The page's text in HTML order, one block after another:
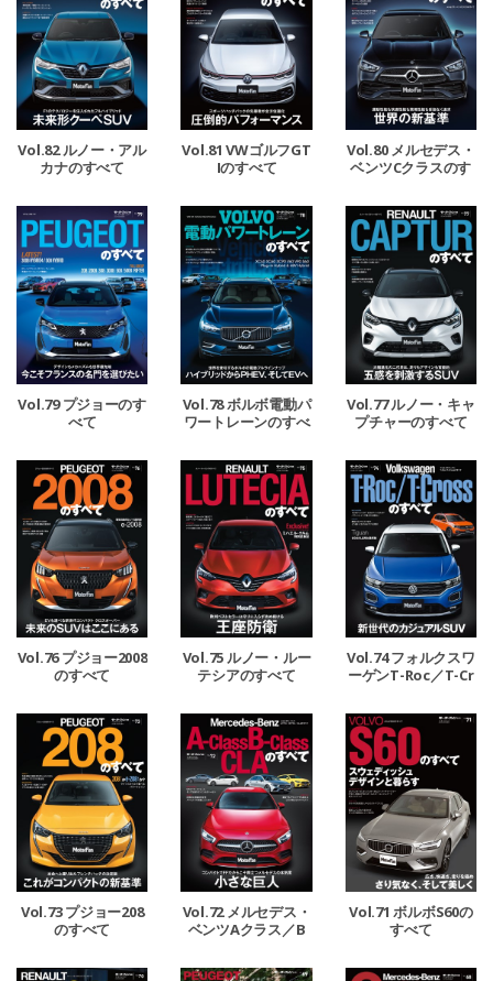
Vol.82 ルノー・アル
カナのすべて
Vol.81 VWゴルフGT
Iのすべて
Vol.80 メルセデス・
ベンツCクラスのす
Vol.79 プジョーのす
べて
Vol.78 ボルボ電動パ
ワートレーンのすべ
Vol.77 ルノー・キャ
プチャーのすべて
Vol.76 プジョー2008
のすべて
Vol.75 ルノー・ルー
テシアのすべて
Vol.74 フォルクスワ
ーゲンT-Roc／T-Cr
Vol.73 プジョー208
のすべて
Vol.72 メルセデス・
ベンツAクラス／B
て
Vol.71 ボルボS60の
すべて